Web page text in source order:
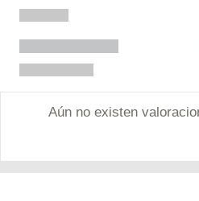
Aún no existen